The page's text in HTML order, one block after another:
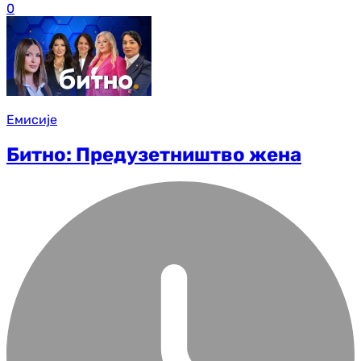
0
Емисије
Битно: Предузетништво жена